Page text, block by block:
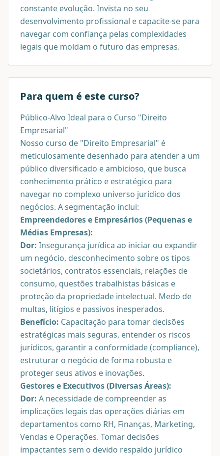
constante evolução. Invista no seu
desenvolvimento profissional e capacite-se para
navegar com confiança pelas complexidades
legais que moldam o futuro das empresas.
Para quem é este curso?
Público-Alvo Ideal para o Curso "Direito
Empresarial"
Nosso curso de "Direito Empresarial" é
meticulosamente desenhado para atender a um
público diversificado e ambicioso, que busca
conhecimento prático e estratégico para
navegar no complexo universo jurídico dos
negócios. A segmentação inclui:
Empreendedores e Empresários (Pequenas e
Médias Empresas):
Dor: Insegurança jurídica ao iniciar ou expandir
um negócio, desconhecimento sobre os tipos
societários, contratos essenciais, relações de
consumo, questões trabalhistas básicas e
proteção da propriedade intelectual. Medo de
multas, litígios e passivos inesperados.
Benefício: Capacitação para tomar decisões
estratégicas mais seguras, entender os riscos
jurídicos, garantir a conformidade (compliance),
estruturar o negócio de forma robusta e
proteger seus ativos e inovações.
Gestores e Executivos (Diversas Áreas):
Dor: A necessidade de compreender as
implicações legais das operações diárias em
departamentos como RH, Finanças, Marketing,
Vendas e Operações. Tomar decisões
impactantes sem o devido respaldo jurídico